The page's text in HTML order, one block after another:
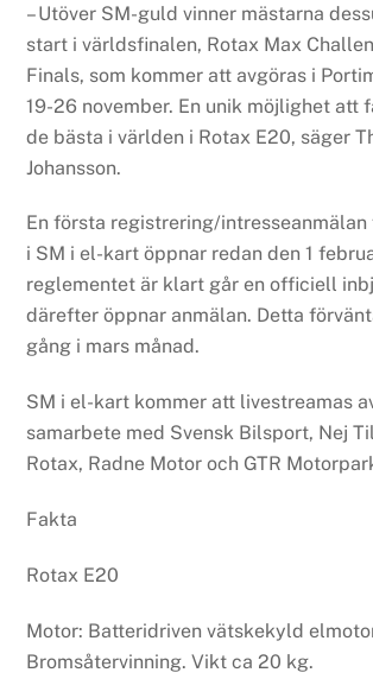
– Utöver SM-guld vinner mästarna
start i världsfinalen, Rotax Max
Finals, som kommer att avgöras i
19-26 november. En unik möjlighet att
de bästa i världen i Rotax E20, säger
Johansson.
En första registrering/
i SM i el-kart öppnar redan den 1
reglementet är klart går en officiell
därefter öppnar anmälan. Detta
gång i mars månad.
SM i el-kart kommer att livestreamas
samarbete med Svensk Bilsport, Nej
Rotax, Radne Motor och GTR
Fakta
Rotax E20
Motor: Batteridriven vätskekyld
Bromsåtervinning. Vikt ca 20 kg.